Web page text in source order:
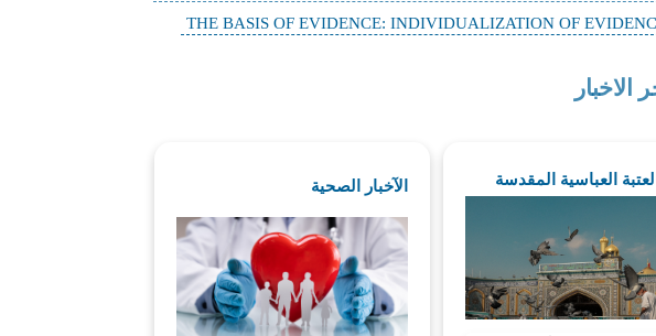
THE BASIS OF EVIDENCE: INDIVIDUALIZATION OF
الاخبار
العباسية المقدسة الآخبار الصحية